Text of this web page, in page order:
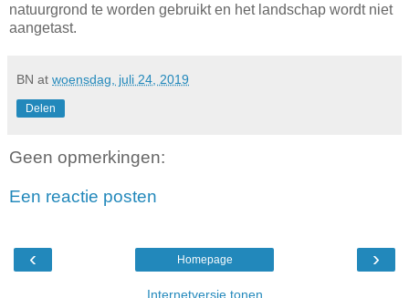
natuurgrond te worden gebruikt en het landschap wordt niet
aangetast.
BN at woensdag, juli 24, 2019
Delen
Geen opmerkingen:
Een reactie posten
‹ ›
Homepage
Internetversie tonen